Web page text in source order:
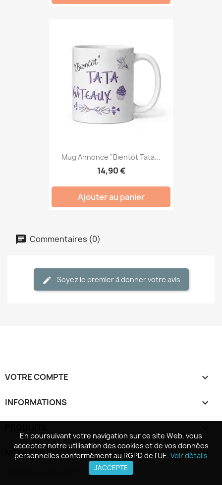
En poursuivant votre navigation sur ce site Web, vous
acceptez notre utilisation des cookies et de vos données
personnelles conformément au RGPD de l'UE. Voir détails
J'ACCEPTE
Mug Annonce "Bientôt Tata...
14,90 €
Ajouter au panier
Commentaires (0)
Soyez le premier à donner votre avis
VOTRE COMPTE 
INFORMATIONS keyboard_arrow_down
NOTRE SOCIÉTÉ 
En poursuivant votre navigation sur ce site Web, vous
acceptez notre utilisation des cookies et de vos données
personnelles conformément au RGPD de l'UE. Voir détails
J'ACCEPTE